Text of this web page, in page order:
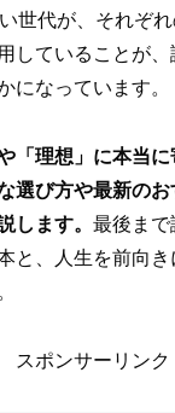
世代が、それぞ
していることが
になっています。
「理想」に本当
選び方や最新のお
します。 最後まで
と、人生を前向
スポンサーリンク